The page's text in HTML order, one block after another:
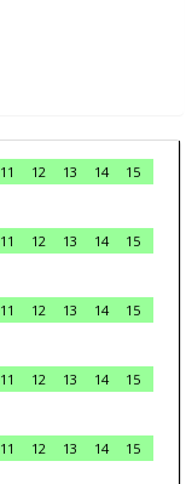
11 12 13 14
15
11 12 13 14
15
11 12 13 14
15
11 12 13 14
15
11 12 13 14
15